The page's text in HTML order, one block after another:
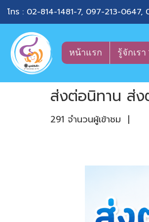
โทร : 02-814-1481-7, 097-213-0647,
หน้าแรก รู้จักเรา
ส่งต่อนิทาน ส่ง
291 จำนวนผู้เข้าชม |